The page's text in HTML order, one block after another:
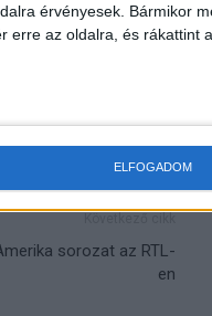
érvényesek. Bármikor
erre az oldalra, és rákattint
ELFOGADOM
sorozat az RTL-
en